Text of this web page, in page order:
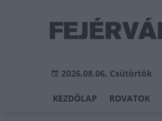
2026.08.06, Csütörtök
KEZDŐLAP ROVATOK